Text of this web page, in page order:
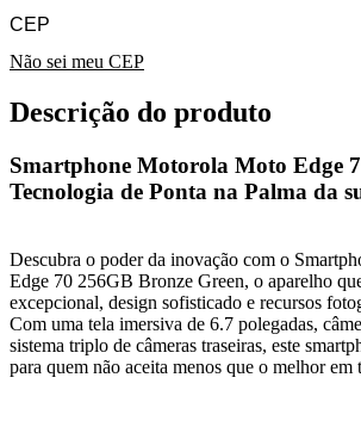
Não sei meu CEP
Descrição do produto
Smartphone Motorola Moto Edge
Tecnologia de Ponta na Palma da
Descubra o poder da inovação com o
Edge 70 256GB Bronze Green, o aparelho
excepcional, design sofisticado e recursos
Com uma tela imersiva de 6.7 polegadas,
sistema triplo de câmeras traseiras, este
para quem não aceita menos que o melhor